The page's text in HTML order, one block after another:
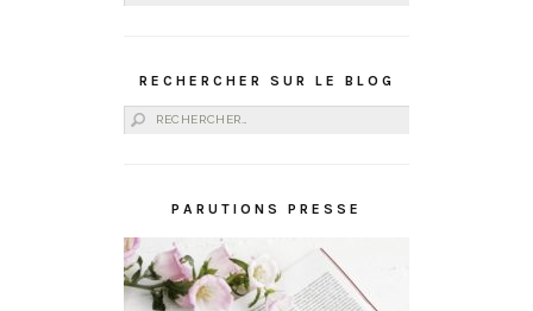
RECHERCHER SUR LE BLOG
Rechercher :
PARUTIONS PRESSE